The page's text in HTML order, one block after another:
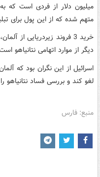
میلیون دلار از فردی است که
متهم شده که از این پول برای
خرید 3 فروند زیردریایی
دیگر از موارد اتهامی
اسرائیل از این نگران بود که
لغو کند و بررسی فساد نتانیاهو
منبع: فارس